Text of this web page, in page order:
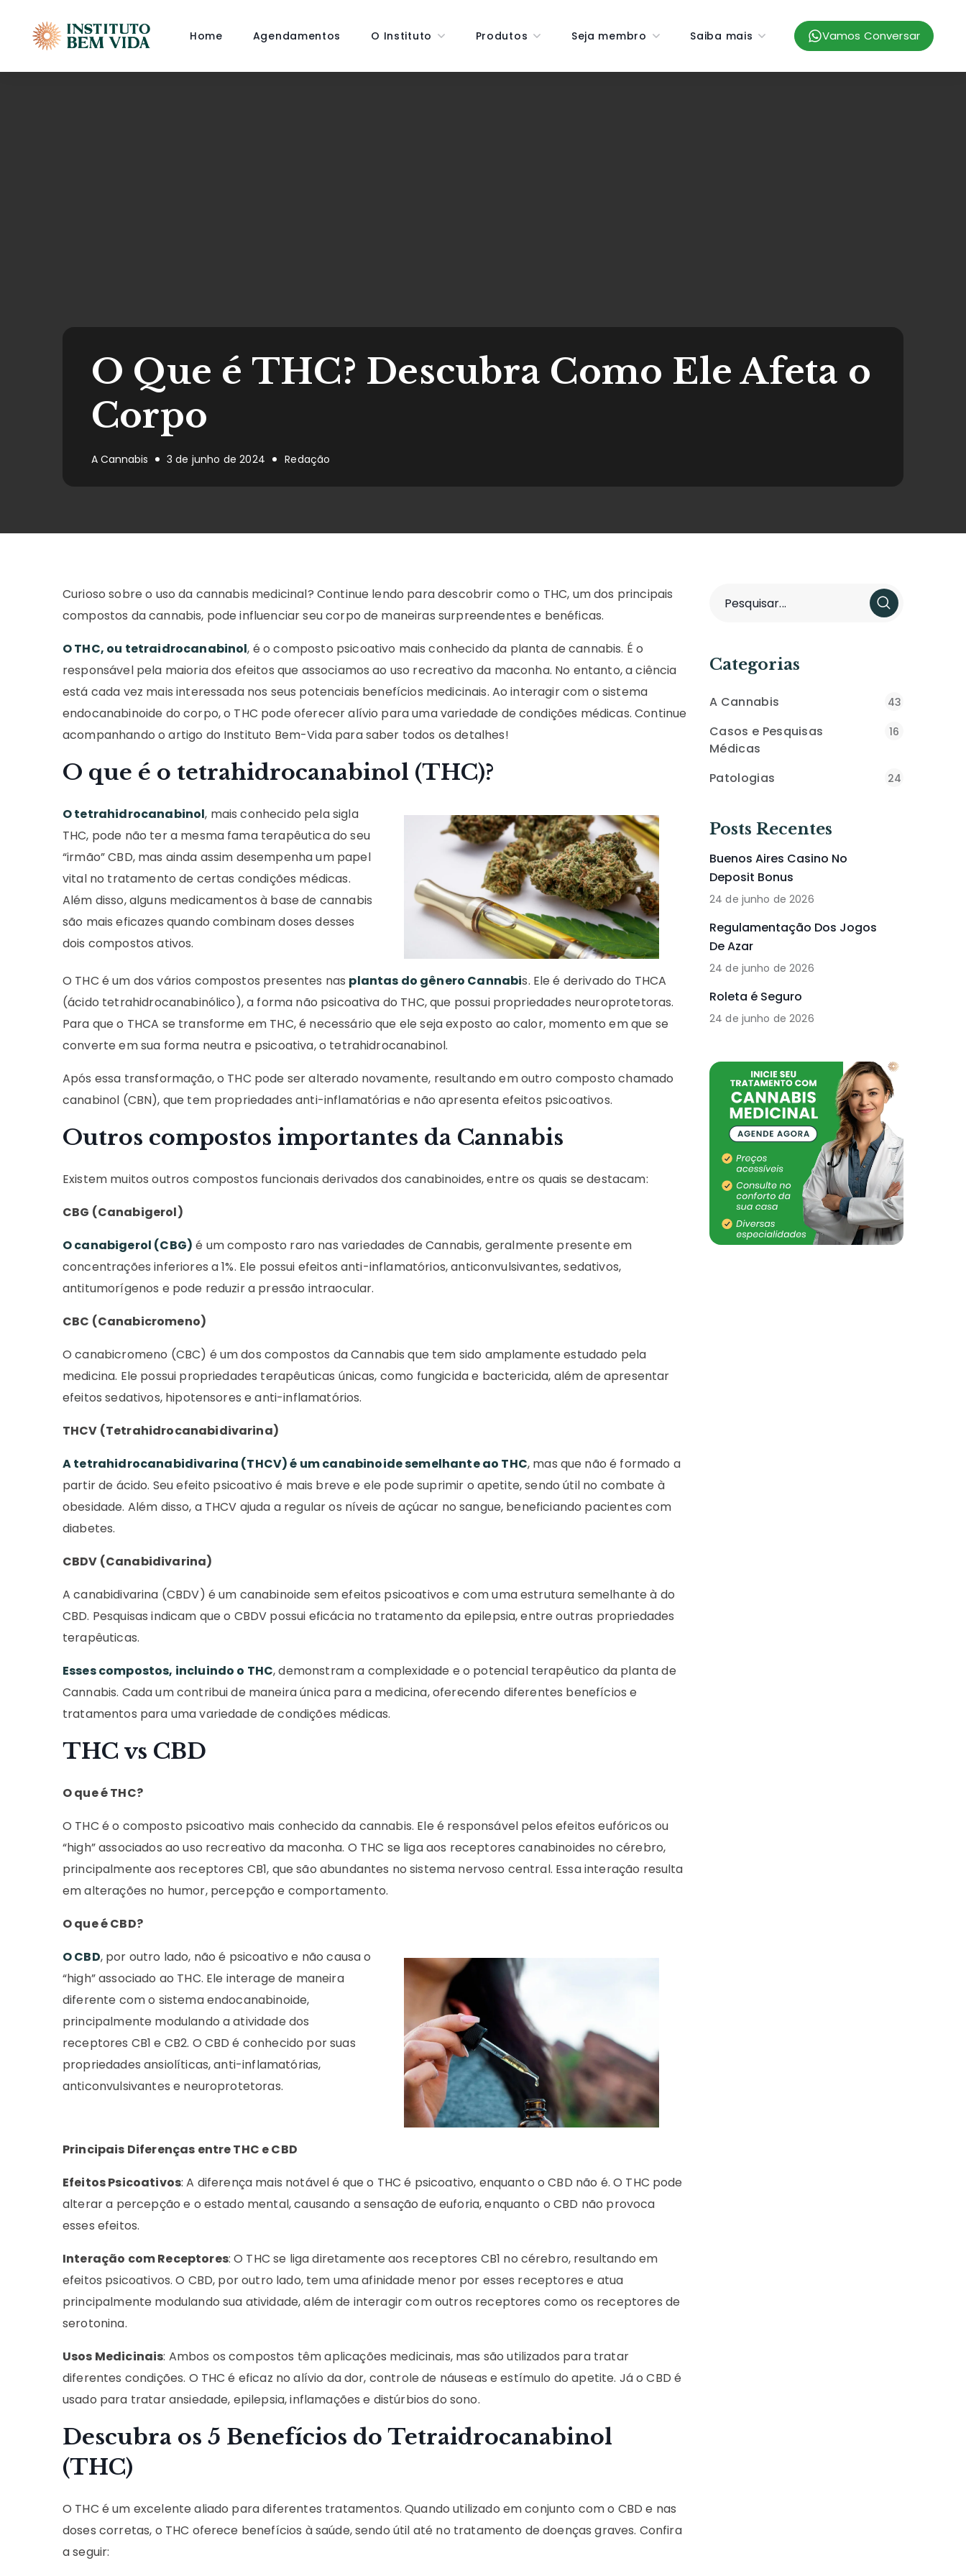
Home Agendamentos O Instituto Produtos Seja membro Saiba mais Vamos Conversar
O Que é THC? Descubra Como Ele Afeta o
Corpo
A Cannabis 3 de junho de 2024 Redação
Curioso sobre o uso da cannabis medicinal? Continue lendo para descobrir como o THC, um dos principais
compostos da cannabis, pode influenciar seu corpo de maneiras surpreendentes e benéficas.
O THC, ou tetraidrocanabinol, é o composto psicoativo mais conhecido da planta de cannabis. É o
responsável pela maioria dos efeitos que associamos ao uso recreativo da maconha. No entanto, a ciência
está cada vez mais interessada nos seus potenciais benefícios medicinais. Ao interagir com o sistema
endocanabinoide do corpo, o THC pode oferecer alívio para uma variedade de condições médicas. Continue
acompanhando o artigo do Instituto Bem-Vida para saber todos os detalhes!
O que é o tetrahidrocanabinol (THC)?
O tetrahidrocanabinol, mais conhecido pela sigla
THC, pode não ter a mesma fama terapêutica do seu
“irmão” CBD, mas ainda assim desempenha um papel
vital no tratamento de certas condições médicas.
Além disso, alguns medicamentos à base de cannabis
são mais eficazes quando combinam doses desses
dois compostos ativos.
O THC é um dos vários compostos presentes nas plantas do gênero Cannabis. Ele é derivado do THCA
(ácido tetrahidrocanabinólico), a forma não psicoativa do THC, que possui propriedades neuroprotetoras.
Para que o THCA se transforme em THC, é necessário que ele seja exposto ao calor, momento em que se
converte em sua forma neutra e psicoativa, o tetrahidrocanabinol.
Após essa transformação, o THC pode ser alterado novamente, resultando em outro composto chamado
canabinol (CBN), que tem propriedades anti-inflamatórias e não apresenta efeitos psicoativos.
Outros compostos importantes da Cannabis
Existem muitos outros compostos funcionais derivados dos canabinoides, entre os quais se destacam:
CBG (Canabigerol)
O canabigerol (CBG) é um composto raro nas variedades de Cannabis, geralmente presente em
concentrações inferiores a 1%. Ele possui efeitos anti-inflamatórios, anticonvulsivantes, sedativos,
antitumorígenos e pode reduzir a pressão intraocular.
CBC (Canabicromeno)
O canabicromeno (CBC) é um dos compostos da Cannabis que tem sido amplamente estudado pela
medicina. Ele possui propriedades terapêuticas únicas, como fungicida e bactericida, além de apresentar
efeitos sedativos, hipotensores e anti-inflamatórios.
THCV (Tetrahidrocanabidivarina)
A tetrahidrocanabidivarina (THCV) é um canabinoide semelhante ao THC, mas que não é formado a
partir de ácido. Seu efeito psicoativo é mais breve e ele pode suprimir o apetite, sendo útil no combate à
obesidade. Além disso, a THCV ajuda a regular os níveis de açúcar no sangue, beneficiando pacientes com
diabetes.
CBDV (Canabidivarina)
A canabidivarina (CBDV) é um canabinoide sem efeitos psicoativos e com uma estrutura semelhante à do
CBD. Pesquisas indicam que o CBDV possui eficácia no tratamento da epilepsia, entre outras propriedades
terapêuticas.
Esses compostos, incluindo o THC, demonstram a complexidade e o potencial terapêutico da planta de
Cannabis. Cada um contribui de maneira única para a medicina, oferecendo diferentes benefícios e
tratamentos para uma variedade de condições médicas.
THC vs CBD
O que é THC?
O THC é o composto psicoativo mais conhecido da cannabis. Ele é responsável pelos efeitos eufóricos ou
“high” associados ao uso recreativo da maconha. O THC se liga aos receptores canabinoides no cérebro,
principalmente aos receptores CB1, que são abundantes no sistema nervoso central. Essa interação resulta
em alterações no humor, percepção e comportamento.
O que é CBD?
O CBD, por outro lado, não é psicoativo e não causa o
“high” associado ao THC. Ele interage de maneira
diferente com o sistema endocanabinoide,
principalmente modulando a atividade dos
receptores CB1 e CB2. O CBD é conhecido por suas
propriedades ansiolíticas, anti-inflamatórias,
anticonvulsivantes e neuroprotetoras.
Principais Diferenças entre THC e CBD
Efeitos Psicoativos: A diferença mais notável é que o THC é psicoativo, enquanto o CBD não é. O THC pode
alterar a percepção e o estado mental, causando a sensação de euforia, enquanto o CBD não provoca
esses efeitos.
Interação com Receptores: O THC se liga diretamente aos receptores CB1 no cérebro, resultando em
efeitos psicoativos. O CBD, por outro lado, tem uma afinidade menor por esses receptores e atua
principalmente modulando sua atividade, além de interagir com outros receptores como os receptores de
serotonina.
Usos Medicinais: Ambos os compostos têm aplicações medicinais, mas são utilizados para tratar
diferentes condições. O THC é eficaz no alívio da dor, controle de náuseas e estímulo do apetite. Já o CBD é
usado para tratar ansiedade, epilepsia, inflamações e distúrbios do sono.
Descubra os 5 Benefícios do Tetraidrocanabinol
(THC)
O THC é um excelente aliado para diferentes tratamentos. Quando utilizado em conjunto com o CBD e nas
doses corretas, o THC oferece benefícios à saúde, sendo útil até no tratamento de doenças graves. Confira
a seguir:
Categorias
A Cannabis 43
Casos e Pesquisas
Médicas
16
Patologias 24
Posts Recentes
Buenos Aires Casino No
Deposit Bonus
24 de junho de 2026
Regulamentação Dos Jogos
De Azar
24 de junho de 2026
Roleta é Seguro
24 de junho de 2026